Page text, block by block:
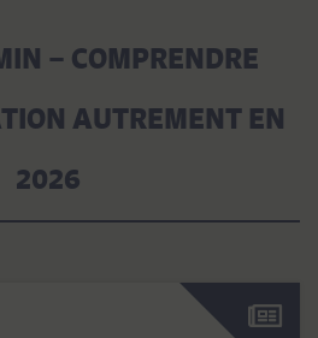
– COMPRENDRE
AUTREMENT EN
2026